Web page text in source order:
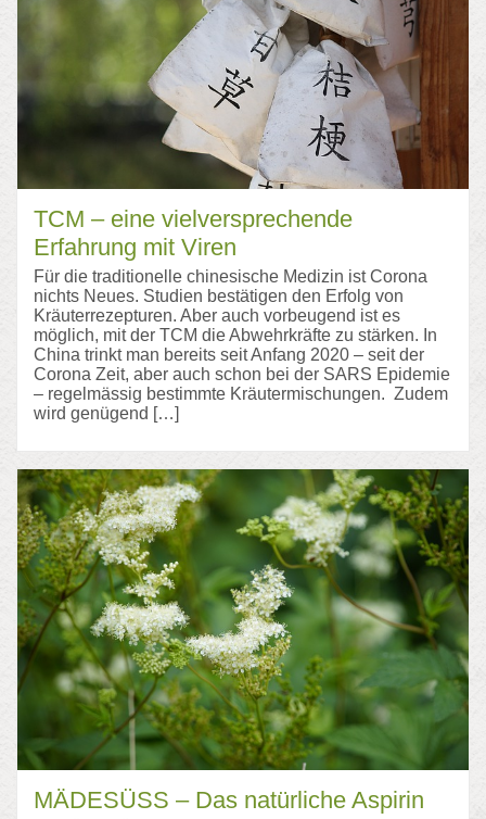
TCM – eine vielversprechende
Erfahrung mit Viren
Für die traditionelle chinesische Medizin ist Corona
nichts Neues. Studien bestätigen den Erfolg von
Kräuterrezepturen. Aber auch vorbeugend ist es
möglich, mit der TCM die Abwehrkräfte zu stärken. In
China trinkt man bereits seit Anfang 2020 – seit der
Corona Zeit, aber auch schon bei der SARS Epidemie
– regelmässig bestimmte Kräutermischungen. Zudem
wird genügend […]
MÄDESÜSS – Das natürliche Aspirin